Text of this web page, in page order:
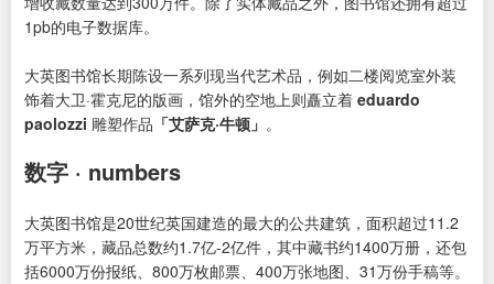
1pb的电子数据库。
大英图书馆长期陈设一系列现当代艺术品，例如二楼阅览室外装
饰着大卫·霍克尼的版画，馆外的空地上则矗立着 eduardo
paolozzi 雕塑作品 「艾萨克·牛顿」 。
数字 · numbers
大英图书馆是20世纪英国建造的最大的公共建筑，面积超过11.2
万平方米，藏品总数约1.7亿-2亿件，其中藏书约1400万册，还包
括6000万份报纸、800万枚邮票、400万张地图、31万份手稿等。